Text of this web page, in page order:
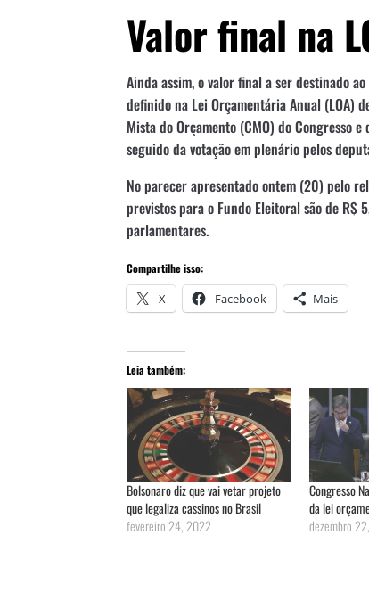
Valor final na
Ainda assim, o valor final a ser destinado
definido na Lei Orçamentária Anual (LOA)
Mista do Orçamento (CMO) do Congresso
seguido da votação em plenário pelos
No parecer apresentado ontem (20) pelo
previstos para o Fundo Eleitoral são de R$
parlamentares.
Compartilhe isso:
X Facebook Mais
Leia também:
Bolsonaro diz que vai vetar projeto
que legaliza cassinos no Brasil
fevereiro 24, 2022
Congresso
da lei
dezembro